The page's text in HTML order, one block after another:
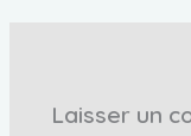
Laisser un